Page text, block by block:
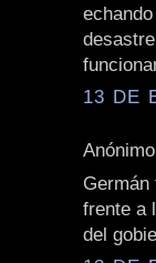
13 DE
frente a
del